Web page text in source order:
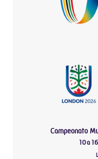
Campeonato
10 a